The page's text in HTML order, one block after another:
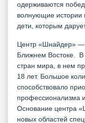
одерживаются
волнующие истории
дети, которым
Центр «Шнайдер» —
Ближнем Востоке. В
стран мира, в нем
18 лет. Большое
способствовало
профессионализма
Основание центра
новых областей